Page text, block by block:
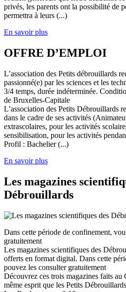
privés, les parents ont la possibilité de
permettra à leurs (...)
En savoir plus
OFFRE D’EMPLOI
L’association des Petits débrouillards
passionné(e) par les sciences et les
3/4 temps, durée indéterminée.
de Bruxelles-Capitale
L’association des Petits Débrouillards
dans le cadre de ses activités
extrascolaires, pour les activités
sensibilisation, pour les activités
Profil : Bachelier (...)
En savoir plus
Les magazines
Débrouillards
Dans cette période de confinement,
gratuitement
Les magazines scientifiques des
offerts en format digital. Dans cette
pouvez les consulter gratuitement
Découvrez ces trois magazines faits au
même esprit que les Petits